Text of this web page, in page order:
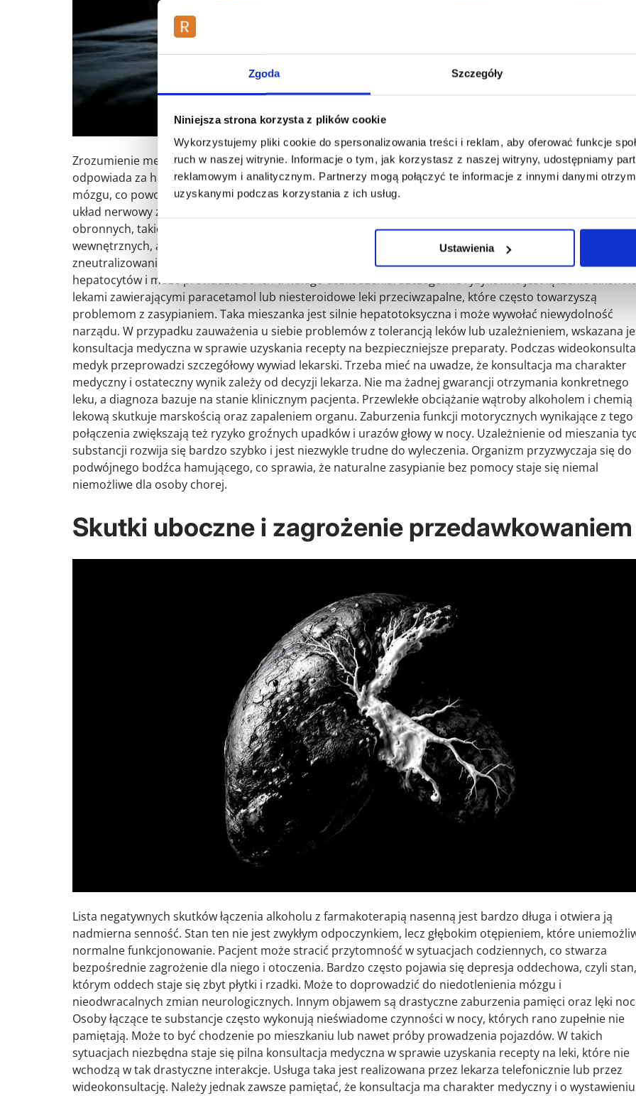
Zgoda Szczegóły
Niniejsza strona korzysta z plików cookie
Wykorzystujemy pliki cookie do spersonalizowania treści i reklam, aby oferować funkcje
ruch w naszej witrynie. Informacje o tym, jak korzystasz z naszej witryny, udostępniamy
reklamowym i analitycznym. Partnerzy mogą połączyć te informacje z innymi danymi
uzyskanymi podczas korzystania z ich usług.
Ustawienia
Zrozumienie mechanizmu działania leków nasennych wymaga wiedzy o neuroprzekaźniku GABA, który
odpowiada za hamowanie aktywności neuronów. Leki nasenne oraz alkohol działają na te same
mózgu, co powoduje ich wzajemne potęgowanie efektów. Gdy oba te czynniki pojawiają się jednocześnie,
układ nerwowy zostaje poddany ekstremalnemu wyciszeniu. Może to doprowadzić do zaniku odruchów
obronnych, takich jak odruch kaszlowy czy reakcja na brak tlenu. Niebezpieczeństwo dotyczy także
wewnętrznych, a w szczególności wątroby. Wątroba traktuje alkohol jako priorytetową toksynę do
zneutralizowania, przez co odkłada metabolizm leków na później. Powoduje to groźne obciążenie
hepatocytów i może prowadzić do ich trwałego uszkodzenia. Szczególnie ryzykowne jest łączenie
lekami zawierającymi paracetamol lub niesteroidowe leki przeciwzapalne, które często towarzyszą
problemom z zasypianiem. Taka mieszanka jest silnie hepatotoksyczna i może wywołać niewydolność
narządu. W przypadku zauważenia u siebie problemów z tolerancją leków lub uzależnieniem, wskazana
konsultacja medyczna w sprawie uzyskania recepty na bezpieczniejsze preparaty. Podczas
medyk przeprowadzi szczegółowy wywiad lekarski. Trzeba mieć na uwadze, że konsultacja ma charakter
medyczny i ostateczny wynik zależy od decyzji lekarza. Nie ma żadnej gwarancji otrzymania konkretnego
leku, a diagnoza bazuje na stanie klinicznym pacjenta. Przewlekłe obciążanie wątroby alkoholem i chemią
lekową skutkuje marskością oraz zapaleniem organu. Zaburzenia funkcji motorycznych wynikające z tego
połączenia zwiększają też ryzyko groźnych upadków i urazów głowy w nocy. Uzależnienie od mieszania
substancji rozwija się bardzo szybko i jest niezwykle trudne do wyleczenia. Organizm przyzwyczaja się do
podwójnego bodźca hamującego, co sprawia, że naturalne zasypianie bez pomocy staje się niemal
niemożliwe dla osoby chorej.
Skutki uboczne i zagrożenie przedawkowaniem
Lista negatywnych skutków łączenia alkoholu z farmakoterapią nasenną jest bardzo długa i otwiera ją
nadmierna senność. Stan ten nie jest zwykłym odpoczynkiem, lecz głębokim otępieniem, które
normalne funkcjonowanie. Pacjent może stracić przytomność w sytuacjach codziennych, co stwarza
bezpośrednie zagrożenie dla niego i otoczenia. Bardzo często pojawia się depresja oddechowa, czyli
którym oddech staje się zbyt płytki i rzadki. Może to doprowadzić do niedotlenienia mózgu i
nieodwracalnych zmian neurologicznych. Innym objawem są drastyczne zaburzenia pamięci oraz lęki
Osoby łączące te substancje często wykonują nieświadome czynności w nocy, których rano zupełnie nie
pamiętają. Może to być chodzenie po mieszkaniu lub nawet próby prowadzenia pojazdów. W takich
sytuacjach niezbędna staje się pilna konsultacja medyczna w sprawie uzyskania recepty na leki, które nie
wchodzą w tak drastyczne interakcje. Usługa taka jest realizowana przez lekarza telefonicznie lub przez
wideokonsultację. Należy jednak zawsze pamiętać, że konsultacja ma charakter medyczny i o wystawieniu